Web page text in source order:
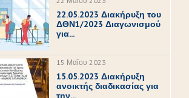
22.05.2023 Διακήρυξη του
ΔΘΝ1/2023 Διαγωνισμού
για...
15 Μαΐου 2023
15.05.2023 Διακήρυξη
ανοικτής διαδικασίας για
την...